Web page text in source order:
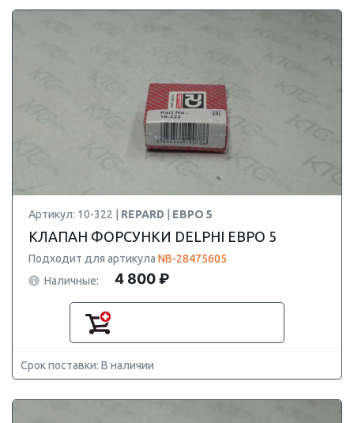
Артикул: 10-322 | REPARD ЕВРО 5
КЛАПАН ФОРСУНКИ DELPHI ЕВРО 5
Подходит для артикула NB-28475605
Наличные:
4 800 ₽
Срок поставки: В наличии